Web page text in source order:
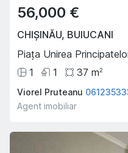
56,000 €
CHIȘINĂU, BUIUCANI
Piața Unirea
1
1 37 m2
Viorel Pruteanu
Agent imobiliar